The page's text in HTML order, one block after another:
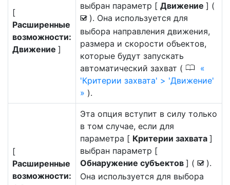
[
Расширенные
возможности:
Движение ]
выбран параметр [ Движение ] (
M ). Она используется для
выбора направления движения,
размера и скорости объектов,
которые будут запускать
автоматический захват ( 0
'Критерии захвата' > 'Движение'
).
[
Расширенные
возможности:
Эта опция вступит в силу только
в том случае, если для
параметра [ Критерии захвата ]
выбран параметр [
Обнаружение субъектов ] ( M ).
Она используется для выбора